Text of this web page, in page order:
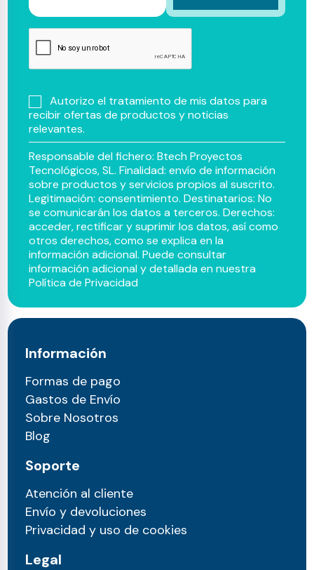
Autorizo el tratamiento de mis datos para
recibir ofertas de productos y noticias
relevantes.
Responsable del fichero: Btech Proyectos
Tecnológicos, SL. Finalidad: envío de información
sobre productos y servicios propios al suscrito.
Legitimación: consentimiento. Destinatarios: No
se comunicarán los datos a terceros. Derechos:
acceder, rectificar y suprimir los datos, así como
otros derechos, como se explica en la
información adicional. Puede consultar
información adicional y detallada en nuestra
Política de Privacidad
Información
Formas de pago
Gastos de Envío
Sobre Nosotros
Blog
Soporte
Atención al cliente
Envío y devoluciones
Privacidad y uso de cookies
Legal